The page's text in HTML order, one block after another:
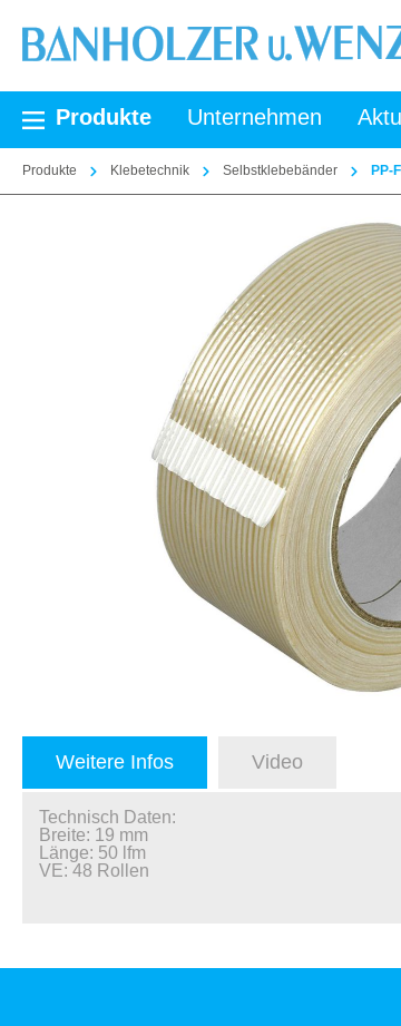
Zur Hauptnavigation springen
Produkte Unternehmen
Produkte Klebetechnik Selbstklebebänder PP-
Weitere Infos Video
Technisch Daten:
Breite: 19 mm
Länge: 50 lfm
VE: 48 Rollen